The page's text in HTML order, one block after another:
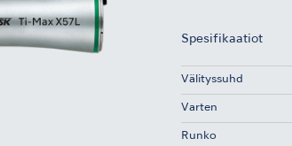
Spesifikaatiot
Välityssuhd
Varten
Runko